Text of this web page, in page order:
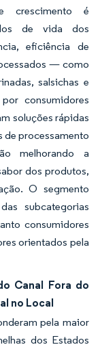
crescimento é
de vida dos
eficiência de
— como
salsichas e
consumidores
soluções rápidas
de processamento
melhorando a
dos produtos,
O segmento
subcategorias
consumidores
orientados pela
Canal Fora do
no Local
pela maior
dos Estados